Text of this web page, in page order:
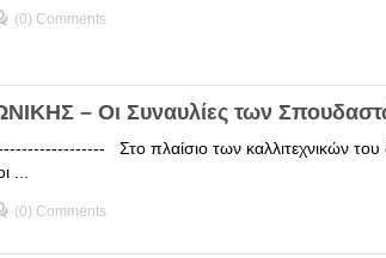
(0) Comments
– Οι Συναυλίες των
Στο πλαίσιο των καλλιτεχνικών
...
(0) Comments